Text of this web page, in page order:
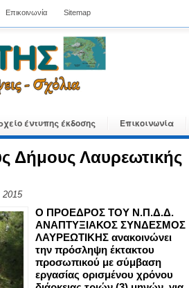
Επικοινωνία Sitemap
έντυπης έκδοσης Επικοινωνία
Δήμους Λαυρεωτικής
2015
Ο ΠΡΟΕΔΡΟΣ ΤΟΥ Ν.Π.Δ.Δ.
ΑΝΑΠΤΥΞΙΑΚΟΣ ΣΥΝΔΕΣΜΟΣ
ΛΑΥΡΕΩΤΙΚΗΣ ανακοινώνει
την πρόσληψη έκτακτου
προσωπικού με σύμβαση
εργασίας ορισμένου χρόνου